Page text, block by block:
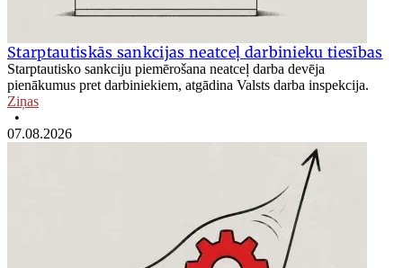
Starptautiskās sankcijas neatceļ darbinieku tiesības
Starptautisko sankciju piemērošana neatceļ darba devēja
pienākumus pret darbiniekiem, atgādina Valsts darba inspekcija.
Ziņas
•
07.08.2026